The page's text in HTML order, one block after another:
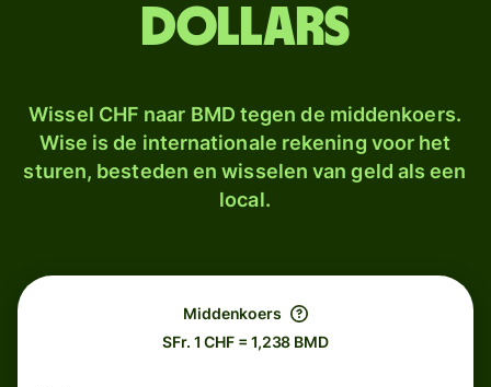
dollars
Wissel CHF naar BMD tegen de middenkoers.
Wise is de internationale rekening voor het
sturen, besteden en wisselen van geld als een
local.
Middenkoers
SFr. 1 CHF = 1,238 BMD